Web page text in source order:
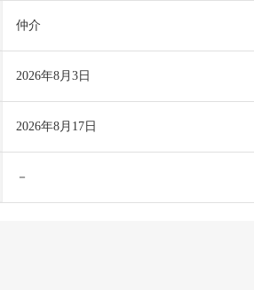
仲介
2026年8月3日
2026年8月17日
－